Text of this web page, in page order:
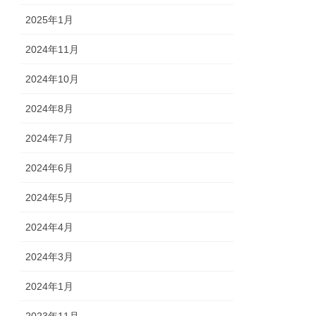
2025年1月
2024年11月
2024年10月
2024年8月
2024年7月
2024年6月
2024年5月
2024年4月
2024年3月
2024年1月